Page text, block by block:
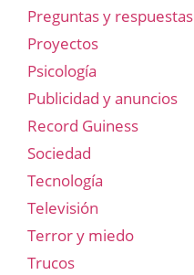
Preguntas y respuestas
Proyectos
Psicología
Publicidad y anuncios
Record Guiness
Sociedad
Tecnología
Televisión
Terror y miedo
Trucos